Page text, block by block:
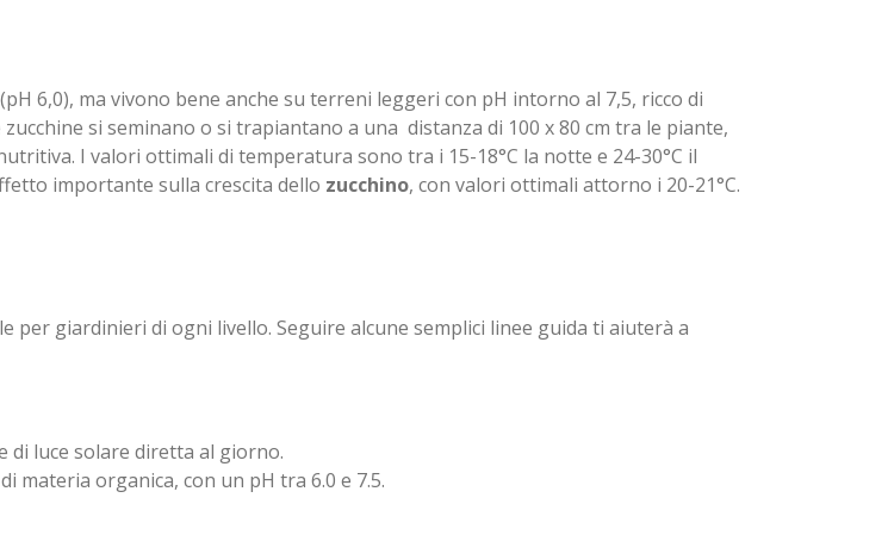
6,0), ma vivono bene anche su terreni leggeri con pH intorno al 7,5, ricco di
zucchine si seminano o si trapiantano a una distanza di 100 x 80 cm tra le piante,
I valori ottimali di temperatura sono tra i 15-18°C la notte e 24-30°C il
importante sulla crescita dello zucchino, con valori ottimali attorno i 20-21°C.
per giardinieri di ogni livello. Seguire alcune semplici linee guida ti aiuterà a
di luce solare diretta al giorno.
organica, con un pH tra 6.0 e 7.5.